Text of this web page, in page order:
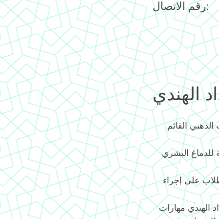
رقم الاتصال:
الهندي
القائم
للدماغ البشري
على إجراء
أطفال العداد الهندي مهارات